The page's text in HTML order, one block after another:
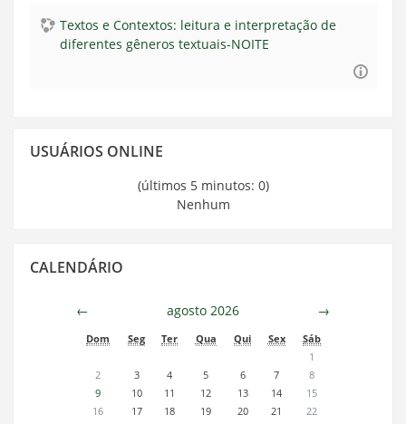
Textos e Contextos: leitura e interpretação de
diferentes gêneros textuais-NOITE
Usuários
USUÁRIOS ONLINE
(últimos 5 minutos: 0)
Nenhum
Calendário
CALENDÁRIO
← agosto 2026 →
Dom Seg Ter Qua Qui Sex
Sáb
1
2
3 4 5 6 7
8
9
10 11 12 13 14
15
16
17 18 19 20 21
22